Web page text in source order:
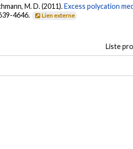
M. D. (2011).Excess polycation
4646. Lien externe
Liste